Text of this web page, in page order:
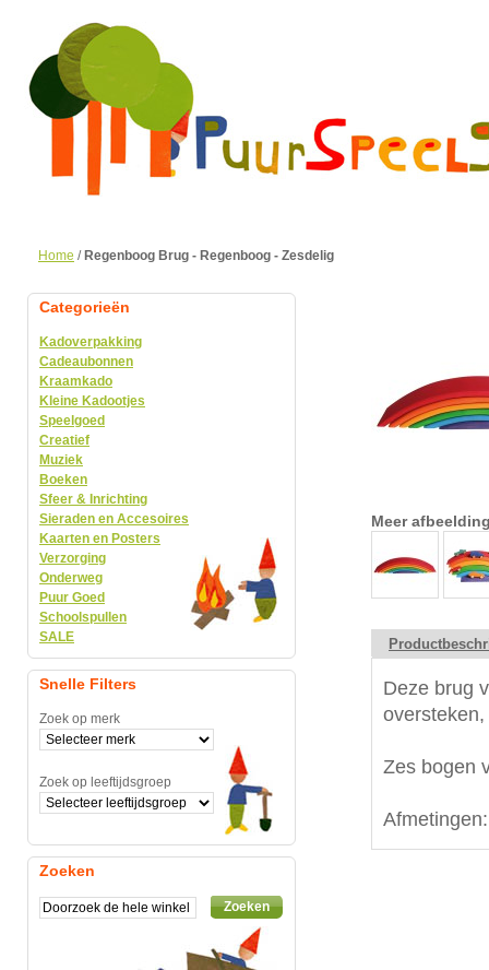
Home / Regenboog Brug - Regenboog - Zesdelig
Meer
Deze brug
Zes bogen
Categorieën
Kadoverpakking
Cadeaubonnen
Kraamkado
Kleine Kadootjes
Speelgoed
Creatief
Muziek
Boeken
Sfeer & Inrichting
Sieraden en Accesoires
Kaarten en Posters
Verzorging
Onderweg
Puur Goed
Schoolspullen
SALE
Snelle Filters
Zoek op merk
Zoek op leeftijdsgroep
Zoeken
Zoeken